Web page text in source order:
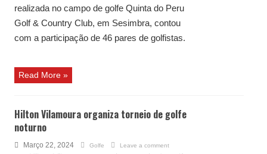
realizada no campo de golfe Quinta do Peru
Golf & Country Club, em Sesimbra, contou
com a participação de 46 pares de golfistas.
Read More »
Hilton Vilamoura organiza torneio de golfe
noturno
Março 22, 2024 Golfe Leave a comment